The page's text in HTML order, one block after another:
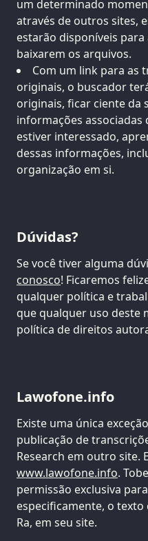
um determinado
através de outros sites,
estarão disponíveis
baixarem os arquivos.
Com um link para as
originais, o buscador
originais, ficar ciente da
informações associadas
estiver interessado,
dessas informações,
organização em si.
Dúvidas?
Se você tiver alguma
conosco! Ficaremos
qualquer política e
que qualquer uso deste
política de direitos
Lawofone.info
Existe uma única
publicação de
Research em outro site.
www.lawofone.info.
permissão exclusiva
especificamente, o
Ra, em seu site.